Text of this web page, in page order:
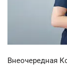
Внеочередная